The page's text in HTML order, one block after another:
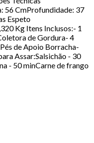
56 CmProfundidade: 37
Espeto
Kg Itens Inclusos:- 1
de Gordura- 4
de Apoio Borracha-
Assar:Salsichão - 30
- 50 minCarne de frango